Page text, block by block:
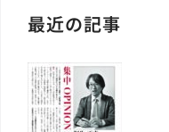
最近の記事